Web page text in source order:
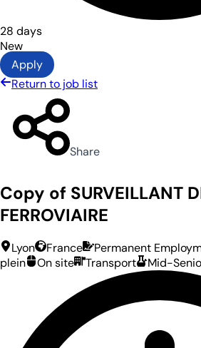
28 days
New
Apply
Return to job list
Share
Copy of SURVEILLANT
FERROVIAIRE
Lyon France Permanent
plein
On site Transport Mid-